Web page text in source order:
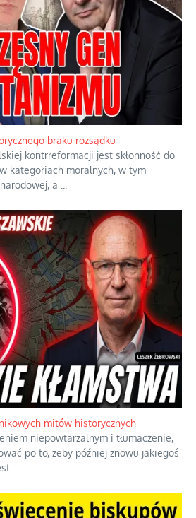
z rodzinną katastrofą
nadgorliwości we wspólnocie.
braku rozsądku
kontrreformacji jest skłonność do
kategoriach moralnych, w tym
a...